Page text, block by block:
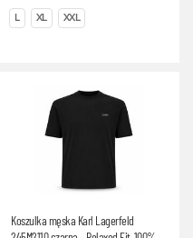
L XL XXL
Koszulka męska Karl Lagerfeld